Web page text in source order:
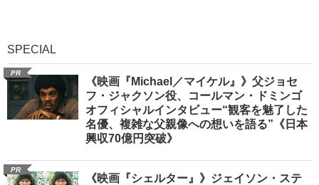
SPECIAL
PR
《映画『Michael／マイケル』》父ジョセ
フ・ジャクソン役、コールマン・ドミンゴ
オフィシャルインタビュー“観客を魅了した
名優、複雑な父親像への想いを語る”《日本
興収70億円突破》
PR
《映画『シェルター』》ジェイソン・ステ